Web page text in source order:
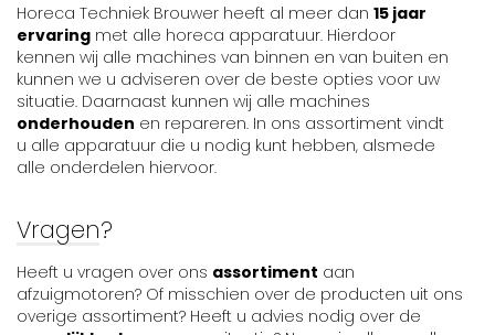
Horeca Techniek Brouwer heeft al meer dan 15 jaar
ervaring met alle horeca apparatuur. Hierdoor
kennen wij alle machines van binnen en van buiten en
kunnen we u adviseren over de beste opties voor uw
situatie. Daarnaast kunnen wij alle machines
onderhouden en repareren. In ons assortiment vindt
u alle apparatuur die u nodig kunt hebben, alsmede
alle onderdelen hiervoor.
Vragen?
Heeft u vragen over ons assortiment aan
afzuigmotoren? Of misschien over de producten uit ons
overige assortiment? Heeft u advies nodig over de